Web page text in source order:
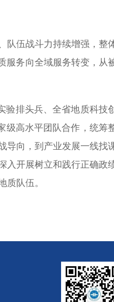
队伍战斗力持续增强，整
服务向全域服务转变，从
验排头兵、全省地质科技
级高水平团队合作，统筹
导向，到产业发展一线找
入开展树立和践行正确政
队伍。